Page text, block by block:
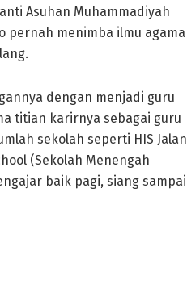
Asuhan Muhammadiyah
pernah menimba ilmu agama
dengan menjadi guru
titian karirnya sebagai guru
sekolah seperti HIS Jalan
(Sekolah Menengah
baik pagi, siang sampai